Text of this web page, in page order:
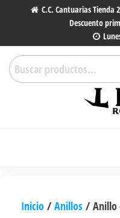
C.C. Cantuarias Tienda
Descuento
Buscar
por:
Inicio / Anillos / Anillo